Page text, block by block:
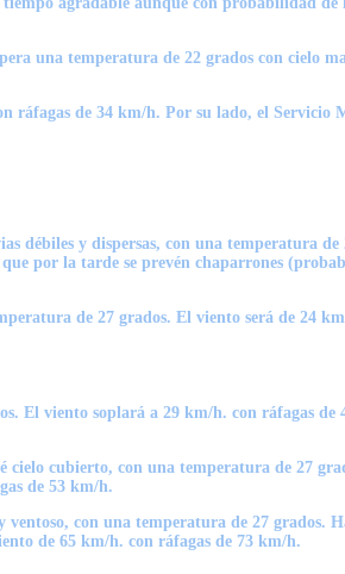
una temperatura de 22 grados con cielo
ráfagas de 34 km/h. Por su lado, el
débiles y dispersas, con una temperatura de
por la tarde se prevén chaparrones
de 27 grados. El viento será de 24
El viento soplará a 29 km/h. con ráfagas de
cielo cubierto, con una temperatura de 27
de 53 km/h.
con una temperatura de 27 grados.
de 65 km/h. con ráfagas de 73 km/h.